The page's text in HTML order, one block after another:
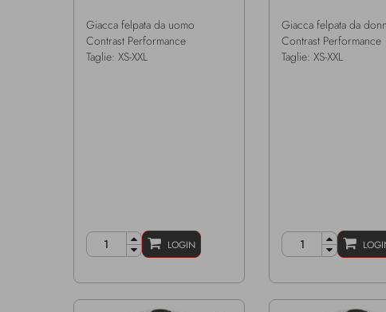
Giacca felpata da uomo
Contrast Performance
Taglie: XS-XXL
LOGIN
Giacca felpata da
Contrast Performance
Taglie: XS-XXL